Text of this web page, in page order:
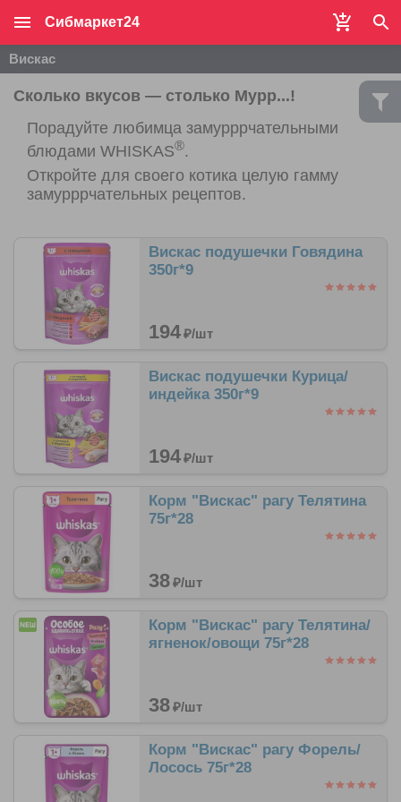
Сибмаркет24
Вискас
Сколько вкусов — столько Мурр...!
Порадуйте любимца замурррчательными
блюдами WHISKAS®.
Откройте для своего котика целую гамму
замурррчательных рецептов.
Вискас подушечки Говядина
350г*9
194₽/шт
Вискас подушечки Курица/
индейка 350г*9
194₽/шт
Корм "Вискас" рагу Телятина
75г*28
38₽/шт
Корм "Вискас" рагу Телятина/
ягненок/овощи 75г*28
38₽/шт
Корм "Вискас" рагу Форель/
Лосось 75г*28